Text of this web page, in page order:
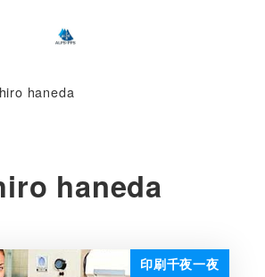
haneda
haneda
印刷千夜一夜